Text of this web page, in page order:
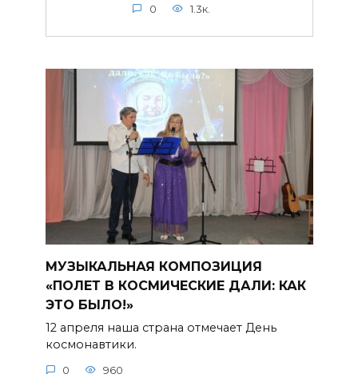
0 1.3к.
МУЗЫКАЛЬНАЯ КОМПОЗИЦИЯ
«ПОЛЕТ В КОСМИЧЕСКИЕ ДАЛИ: КАК
ЭТО БЫЛО!»
12 апреля наша страна отмечает День
космонавтики.
0 960